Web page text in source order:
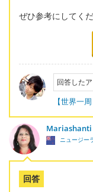
ぜひ参考にしてくだ
回答した
【世界一
Mariashanti
ニュージー
回答